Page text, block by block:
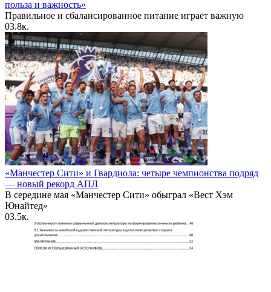
польза и важность»
Правильное и сбалансированное питание играет важную
03.8к.
«Манчестер Сити» и Гвардиола: четыре чемпионства подряд
— новый рекорд АПЛ
В середине мая «Манчестер Сити» обыграл «Вест Хэм
Юнайтед»
03.5к.